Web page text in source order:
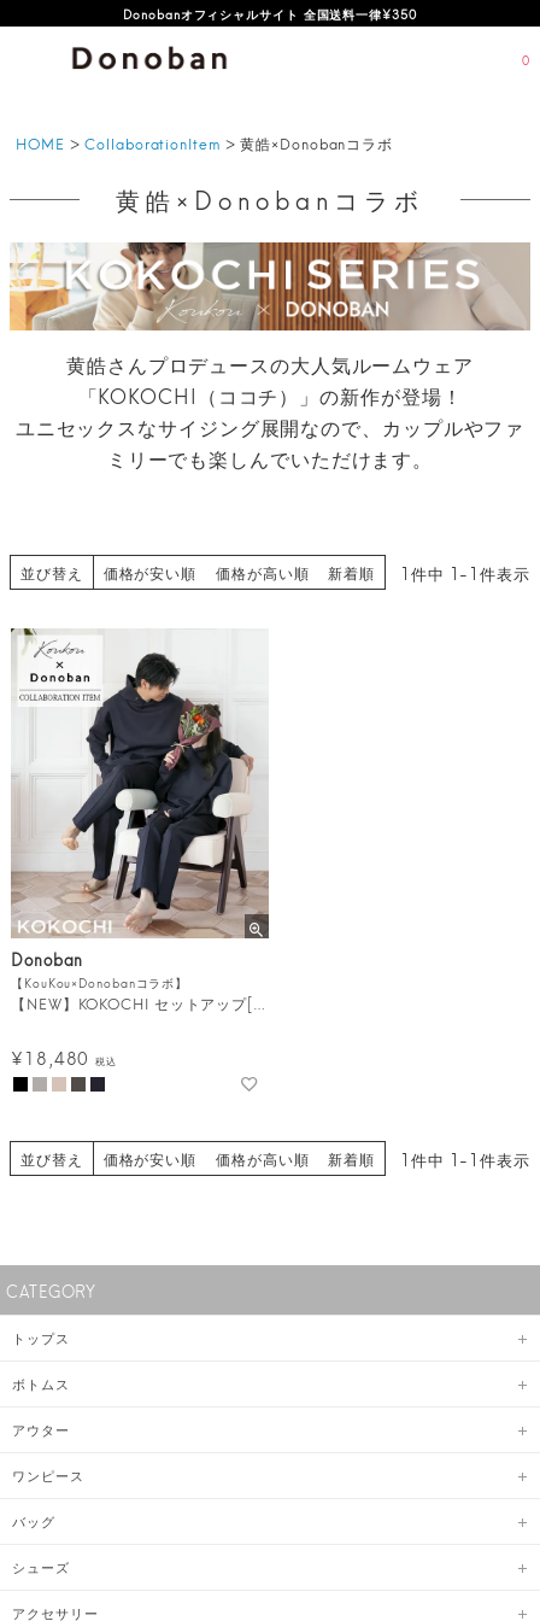
Donobanオフィシャルサイト 全国送料一律¥350
0
HOME CollaborationItem 黄皓×Donobanコラボ
黄皓×Donobanコラボ
黄皓さんプロデュースの大人気ルームウェア
「KOKOCHI（ココチ）」の新作が登場！
ユニセックスなサイジング展開なので、カップルやファ
ミリーでも楽しんでいただけます。
並び替え 価格が安い順 価格が高い順 新着順 1 件中 1 - 1件表示
Donoban
【KouKou×Donobanコラボ】
【NEW】KOKOCHI セットアップ[C]
¥18,480 税込
並び替え 価格が安い順 価格が高い順 新着順 1 件中 1 - 1件表示
CATEGORY
トップス
ボトムス
アウター
ワンピース
バッグ
シューズ
アクセサリー